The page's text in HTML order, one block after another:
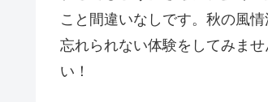
こと間違いなしです。秋の風
忘れられない体験をしてみま
い！